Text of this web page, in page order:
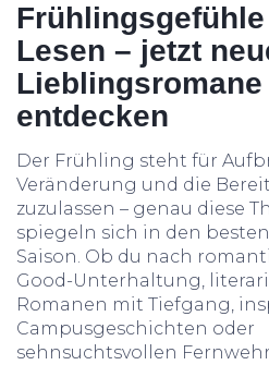
Lesen – jetzt
Lieblingsromane
entdecken
Der Frühling steht für
Veränderung und die
zuzulassen – genau diese
spiegeln sich in den
Saison. Ob du nach
Good-Unterhaltung,
Romanen mit Tiefgang,
Campusgeschichten oder
sehnsuchtsvollen